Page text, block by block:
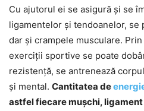
Cu ajutorul ei se asigură și se
ligamentelor și tendoanelor,
dar și crampele musculare.
exerciții sportive se poate
rezistență, se antrenează
și mental. Cantitatea de
astfel fiecare mușchi,